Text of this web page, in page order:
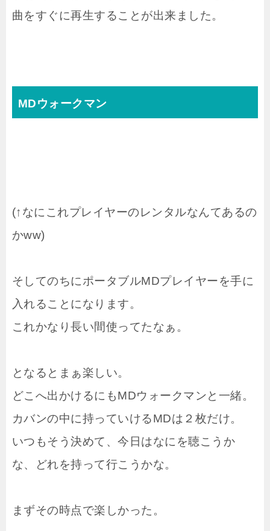
曲をすぐに再生することが出来ました。
MDウォークマン
(↑なにこれプレイヤーのレンタルなんてあるの
かww)
そしてのちにポータブルMDプレイヤーを手に
入れることになります。
これかなり長い間使ってたなぁ。
となるとまぁ楽しい。
どこへ出かけるにもMDウォークマンと一緒。
カバンの中に持っていけるMDは２枚だけ。
いつもそう決めて、今日はなにを聴こうか
な、どれを持って行こうかな。
まずその時点で楽しかった。